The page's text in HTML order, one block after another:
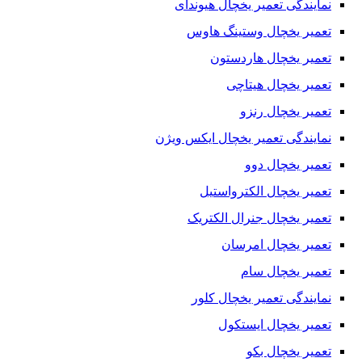
شهر گرگان – رامیان – آزادشهر – علی آباد – کردکوی – ترکمن –
بندرگز – گمیشان – آق قلا – گنبدکاووس
مینودشت – کلاله – مراوه تپه – گالیکش
شهر رشت – آستارا – آستانه اشرفیه – بندرانزلی – رودبار – رودسر
سلسله – دورود – ازنا – کوهدشت – رومشکان
استان مازندران
شهر ساری – آمل – بابل – بابلسر – فریدونکنار – بهشهر – نکا –
گلوگاه – تنکابن – رامسر – عباس آباد
نمایندگی تعمیر یخچال هیوندای
تعمیر یخچال وستینگ هاوس
تعمیر یخچال هاردستون
تعمیر یخچال هیتاچی
تعمیر یخچال رنزو
نمایندگی تعمیر یخچال ایکس ویژن
تعمیر یخچال دوو
تعمیر یخچال الکترواستیل
تعمیر یخچال جنرال الکتریک
تعمیر یخچال امرسان
تعمیر یخچال سام
نمایندگی تعمیر یخچال کلور
تعمیر یخچال ایستکول
تعمیر یخچال بکو